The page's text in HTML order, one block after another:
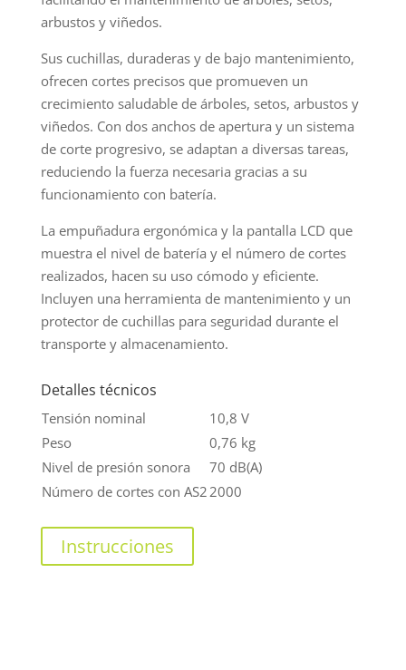
arbustos y viñedos.
Sus cuchillas, duraderas y de bajo mantenimiento,
ofrecen cortes precisos que promueven un
crecimiento saludable de árboles, setos, arbustos y
viñedos. Con dos anchos de apertura y un sistema
de corte progresivo, se adaptan a diversas tareas,
reduciendo la fuerza necesaria gracias a su
funcionamiento con batería.
La empuñadura ergonómica y la pantalla LCD que
muestra el nivel de batería y el número de cortes
realizados, hacen su uso cómodo y eficiente.
Incluyen una herramienta de mantenimiento y un
protector de cuchillas para seguridad durante el
transporte y almacenamiento.
Detalles técnicos
Tensión nominal
10,8 V
Peso
0,76 kg
Nivel de presión sonora
70 dB(A)
Número de cortes con AS2 2000
Instrucciones